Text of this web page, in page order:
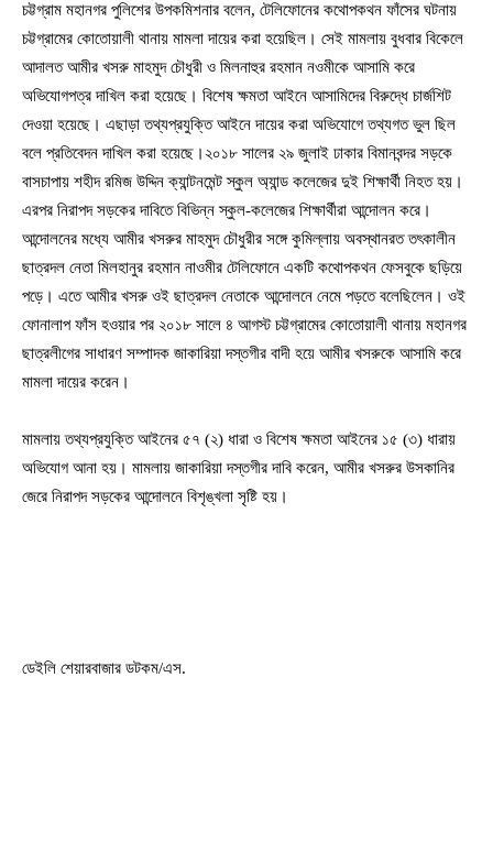
চট্টগ্রাম মহানগর পুলিশের উপকমিশনার বলেন, টেলিফোনের কথোপকথন ফাঁসের ঘটনায়
চট্টগ্রামের কোতোয়ালী থানায় মামলা দায়ের করা হয়েছিল। সেই মামলায় বুধবার বিকেলে
আদালত আমীর খসরু মাহমুদ চৌধুরী ও মিলনাহুর রহমান নওমীকে আসামি করে
অভিযোগপত্র দাখিল করা হয়েছে। বিশেষ ক্ষমতা আইনে আসামিদের বিরুদ্ধে চার্জশিট
দেওয়া হয়েছে। এছাড়া তথ্যপ্রযুক্তি আইনে দায়ের করা অভিযোগে তথ্যগত ভুল ছিল
বলে প্রতিবেদন দাখিল করা হয়েছে।২০১৮ সালের ২৯ জুলাই ঢাকার বিমানবন্দর সড়কে
বাসচাপায় শহীদ রমিজ উদ্দিন ক্যান্টনমেন্ট স্কুল অ্যান্ড কলেজের দুই শিক্ষার্থী নিহত হয়।
এরপর নিরাপদ সড়কের দাবিতে বিভিন্ন স্কুল-কলেজের শিক্ষার্থীরা আন্দোলন করে।
আন্দোলনের মধ্যে আমীর খসরুর মাহমুদ চৌধুরীর সঙ্গে কুমিল্লায় অবস্থানরত তৎকালীন
ছাত্রদল নেতা মিলহানুর রহমান নাওমীর টেলিফোনে একটি কথোপকথন ফেসবুকে ছড়িয়ে
পড়ে। এতে আমীর খসরু ওই ছাত্রদল নেতাকে আন্দোলনে নেমে পড়তে বলেছিলেন। ওই
ফোনালাপ ফাঁস হওয়ার পর ২০১৮ সালে ৪ আগস্ট চট্টগ্রামের কোতোয়ালী থানায় মহানগর
ছাত্রলীগের সাধারণ সম্পাদক জাকারিয়া দস্তগীর বাদী হয়ে আমীর খসরুকে আসামি করে
মামলা দায়ের করেন।
মামলায় তথ্যপ্রযুক্তি আইনের ৫৭ (২) ধারা ও বিশেষ ক্ষমতা আইনের ১৫ (৩) ধারায়
অভিযোগ আনা হয়। মামলায় জাকারিয়া দস্তগীর দাবি করেন, আমীর খসরুর উসকানির
জেরে নিরাপদ সড়কের আন্দোলনে বিশৃঙ্খলা সৃষ্টি হয়।
ডেইলি শেয়ারবাজার ডটকম/এস.